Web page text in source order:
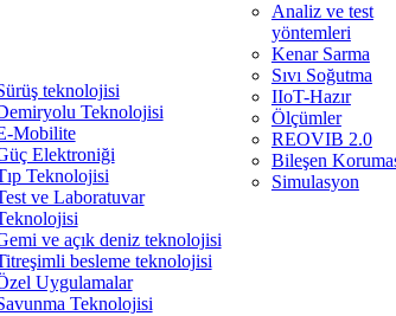
teknolojisi
Teknolojisi
Mobilite
Elektroniği
Teknolojisi
ve Laboratuvar
ve açık deniz teknolojisi
besleme teknolojisi
Uygulamalar
Teknolojisi
Analiz ve test
yöntemleri
Kenar Sarma
Sıvı Soğutma
IIoT-Hazır
Ölçümler
REOVIB 2.0
Bileşen
Simulasyon